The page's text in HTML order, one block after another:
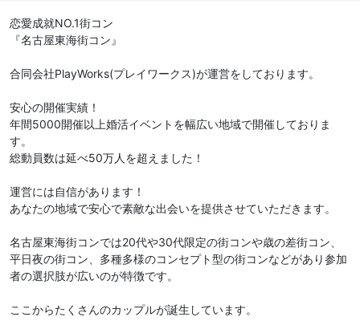
恋愛成就NO.1街コン
『名古屋東海街コン』
合同会社PlayWorks(プレイワークス)が運営をしております。
安心の開催実績！
年間5000開催以上婚活イベントを幅広い地域で開催しておりま
す。
総動員数は延べ50万人を超えました！
運営には自信があります！
あなたの地域で安心で素敵な出会いを提供させていただきます。
名古屋東海街コンでは20代や30代限定の街コンや歳の差街コン、
平日夜の街コン、多種多様のコンセプト型の街コンなどがあり参加
者の選択肢が広いのが特徴です。
ここからたくさんのカップルが誕生しています。